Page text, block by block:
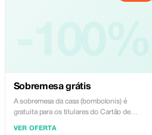
-100%
Sobremesa grátis
A sobremesa da casa (bombolonis) é
gratuita para os titulares do Cartão de
VER OFERTA